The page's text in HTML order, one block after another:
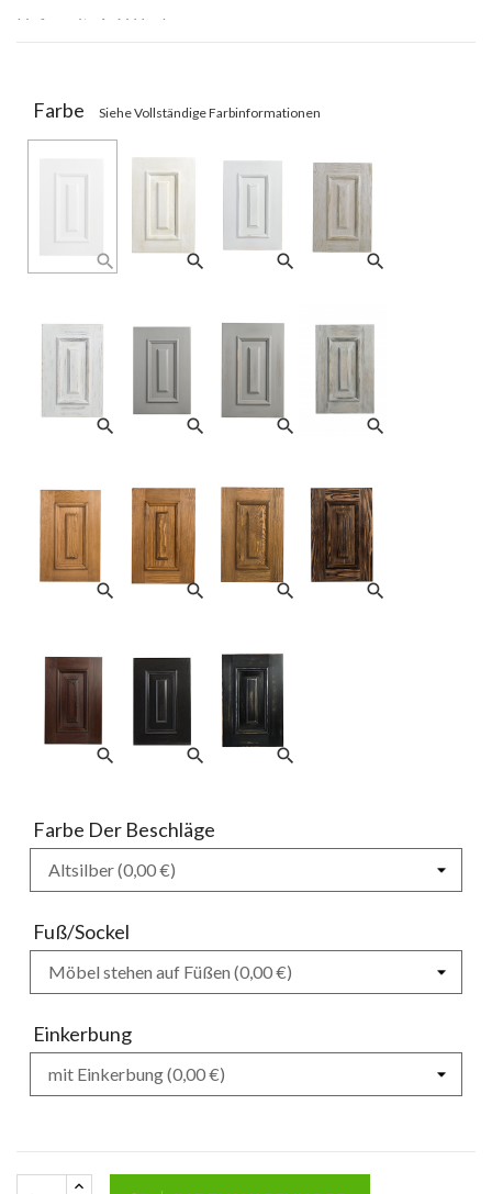
Lieferzeit: 4-6 Wochen
Farbe Siehe Vollständige Farbinformationen
search search search search
search search search search
search search search search
search search search
Farbe Der Beschläge
Fuß/Sockel
Einkerbung